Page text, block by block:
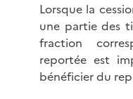
Lorsque la
une partie des
fraction
reportée est
bénéficier du